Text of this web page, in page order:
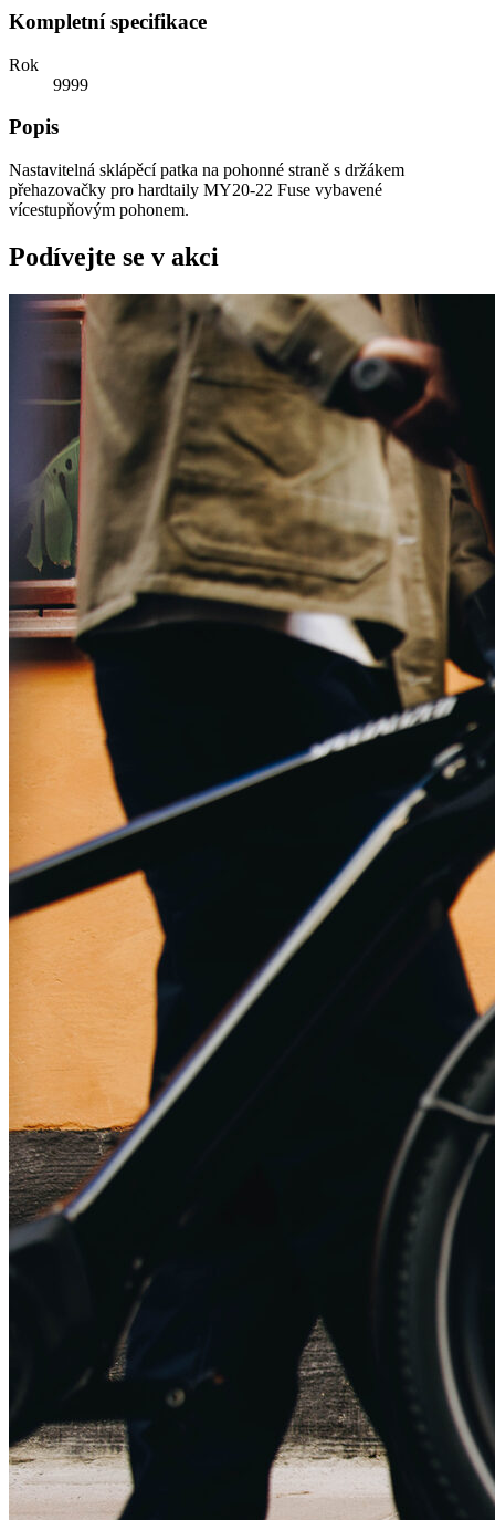
Kompletní specifikace
Rok
9999
Popis
Nastavitelná sklápěcí patka na pohonné straně s držákem
přehazovačky pro hardtaily MY20-22 Fuse vybavené
vícestupňovým pohonem.
Podívejte se v akci